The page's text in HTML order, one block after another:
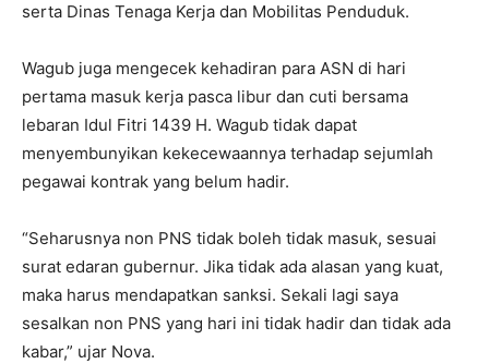
serta Dinas Tenaga Kerja dan Mobilitas Penduduk.
Wagub juga mengecek kehadiran para ASN di hari
pertama masuk kerja pasca libur dan cuti bersama
lebaran Idul Fitri 1439 H. Wagub tidak dapat
menyembunyikan kekecewaannya terhadap sejumlah
pegawai kontrak yang belum hadir.
“Seharusnya non PNS tidak boleh tidak masuk, sesuai
surat edaran gubernur. Jika tidak ada alasan yang kuat,
maka harus mendapatkan sanksi. Sekali lagi saya
sesalkan non PNS yang hari ini tidak hadir dan tidak ada
kabar,” ujar Nova.